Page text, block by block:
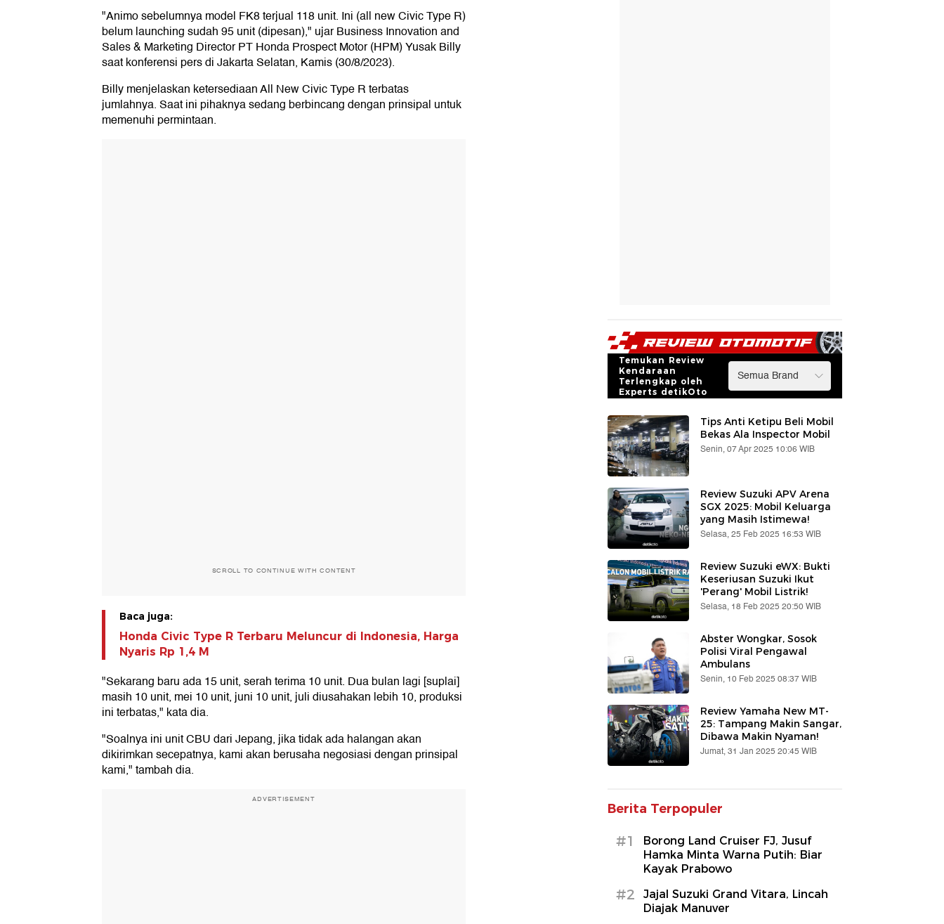
"Animo sebelumnya model FK8 terjual 118 unit. Ini (all new Civic Type R)
belum launching sudah 95 unit (dipesan)," ujar Business Innovation and
Sales & Marketing Director PT Honda Prospect Motor (HPM) Yusak Billy
saat konferensi pers di Jakarta Selatan, Kamis (30/8/2023).
Billy menjelaskan ketersediaan All New Civic Type R terbatas
jumlahnya. Saat ini pihaknya sedang berbincang dengan prinsipal untuk
memenuhi permintaan.
SCROLL TO CONTINUE WITH CONTENT
Baca juga:
Honda Civic Type R Terbaru Meluncur di Indonesia, Harga
Nyaris Rp 1,4 M
"Sekarang baru ada 15 unit, serah terima 10 unit. Dua bulan lagi [suplai]
masih 10 unit, mei 10 unit, juni 10 unit, juli diusahakan lebih 10, produksi
ini terbatas," kata dia.
"Soalnya ini unit CBU dari Jepang, jika tidak ada halangan akan
dikirimkan secepatnya, kami akan berusaha negosiasi dengan prinsipal
kami," tambah dia.
ADVERTISEMENT
Temukan Review
Kendaraan
Terlengkap oleh
Experts detikOto
Tips Anti Ketipu Beli Mobil
Bekas Ala Inspector Mobil
Senin, 07 Apr 2025 10:06 WIB
Review Suzuki APV Arena
SGX 2025: Mobil Keluarga
yang Masih Istimewa!
Selasa, 25 Feb 2025 16:53 WIB
Review Suzuki eWX: Bukti
Keseriusan Suzuki Ikut
'Perang' Mobil Listrik!
Selasa, 18 Feb 2025 20:50 WIB
Abster Wongkar, Sosok
Polisi Viral Pengawal
Ambulans
Senin, 10 Feb 2025 08:37 WIB
Review Yamaha New MT-
25: Tampang Makin Sangar,
Dibawa Makin Nyaman!
Jumat, 31 Jan 2025 20:45 WIB
Berita Terpopuler
#1
Borong Land Cruiser FJ, Jusuf
Hamka Minta Warna Putih: Biar
Kayak Prabowo
#2
Jajal Suzuki Grand Vitara, Lincah
Diajak Manuver